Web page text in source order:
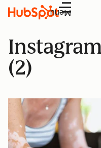
Menü
(2)